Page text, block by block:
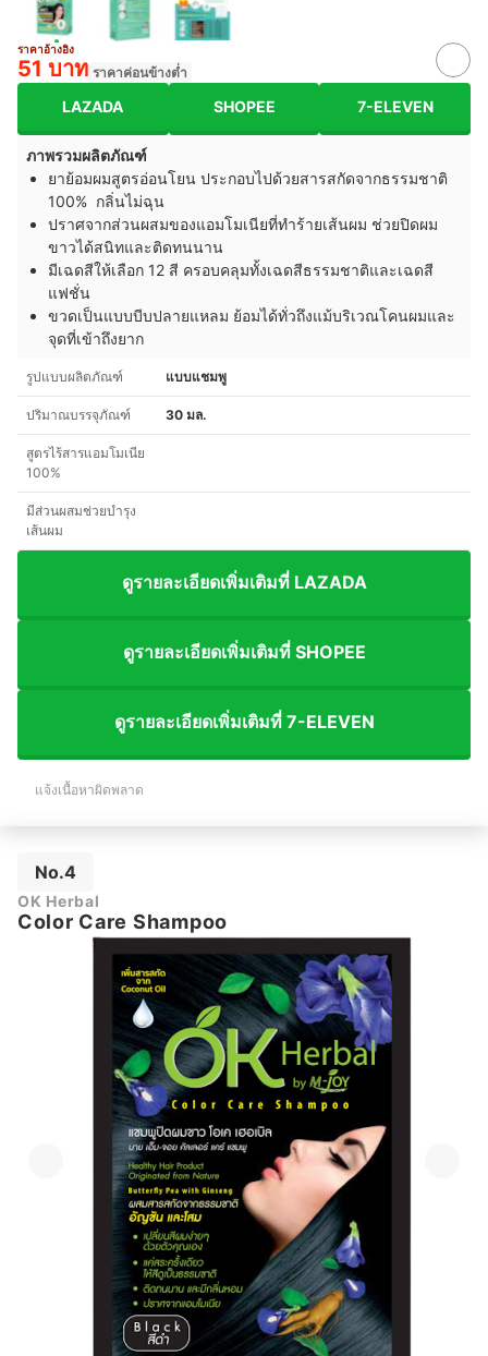
ราคาอ้างอิง
51 บาท ราคาค่อนข้างต่ำ
LAZADA SHOPEE 7-ELEVEN
ภาพรวมผลิตภัณฑ์
ยาย้อมผมสูตรอ่อนโยน ประกอบไปด้วยสารสกัดจากธรรมชาติ
100% กลิ่นไม่ฉุน
ปราศจากส่วนผสมของแอมโมเนียที่ทำร้ายเส้นผม ช่วยปิดผม
ขาวได้สนิทและติดทนนาน
มีเฉดสีให้เลือก 12 สี ครอบคลุมทั้งเฉดสีธรรมชาติและเฉดสี
แฟชั่น
ขวดเป็นแบบบีบปลายแหลม ย้อมได้ทั่วถึงแม้บริเวณโคนผมและ
จุดที่เข้าถึงยาก
รูปแบบผลิตภัณฑ์ แบบแชมพู
ปริมาณบรรจุภัณฑ์ 30 มล.
สูตรไร้สารแอมโมเนีย
100%
มีส่วนผสมช่วยบำรุง
เส้นผม
ดูรายละเอียดเพิ่มเติมที่ LAZADA
ดูรายละเอียดเพิ่มเติมที่ SHOPEE
ดูรายละเอียดเพิ่มเติมที่ 7-ELEVEN
แจ้งเนื้อหาผิดพลาด
No.4
OK Herbal
Color Care Shampoo